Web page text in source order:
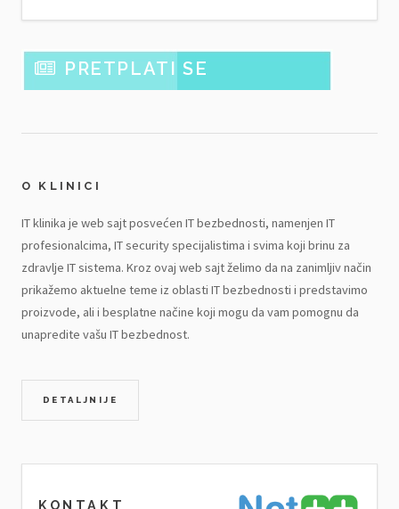
PRETPLATI SE
O KLINICI
IT klinika je web sajt posvećen IT bezbednosti, namenjen IT
profesionalcima, IT security specijalistima i svima koji brinu za
zdravlje IT sistema. Kroz ovaj web sajt želimo da na zanimljiv način
prikažemo aktuelne teme iz oblasti IT bezbednosti i predstavimo
proizvode, ali i besplatne načine koji mogu da vam pomognu da
unapredite vašu IT bezbednost.
DETALJNIJE
KONTAKT